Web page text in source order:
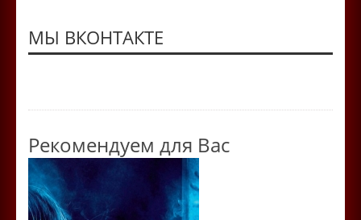
МЫ ВКОНТАКТЕ
Рекомендуем для Вас